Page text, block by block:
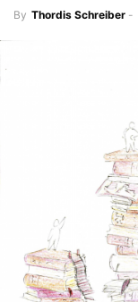
By Thordis Schreiber -